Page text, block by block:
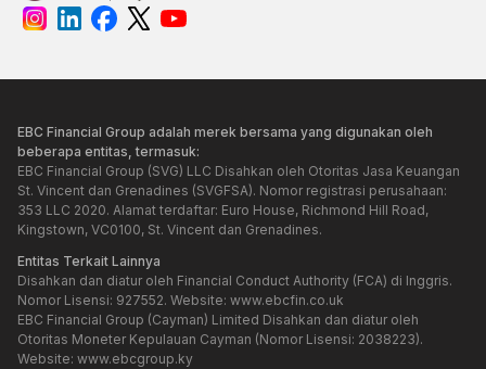
EBC Financial Group adalah merek bersama yang digunakan oleh
beberapa entitas, termasuk:
EBC Financial Group (SVG) LLC Disahkan oleh Otoritas Jasa Keuangan
St. Vincent dan Grenadines (SVGFSA). Nomor registrasi perusahaan:
353 LLC 2020. Alamat terdaftar: Euro House, Richmond Hill Road,
Kingstown, VC0100, St. Vincent dan Grenadines.
Entitas Terkait Lainnya
Disahkan dan diatur oleh Financial Conduct Authority (FCA) di Inggris.
Nomor Lisensi: 927552. Website: www.ebcfin.co.uk
EBC Financial Group (Cayman) Limited Disahkan dan diatur oleh
Otoritas Moneter Kepulauan Cayman (Nomor Lisensi: 2038223).
Website: www.ebcgroup.ky